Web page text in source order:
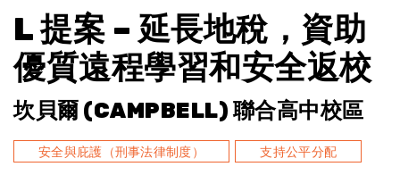
L 提案 – 延長地稅，資助
優質遠程學習和安全返校
坎貝爾 (CAMPBELL) 聯合高中校區
安全與庇護（刑事法律制度） 支持公平分配